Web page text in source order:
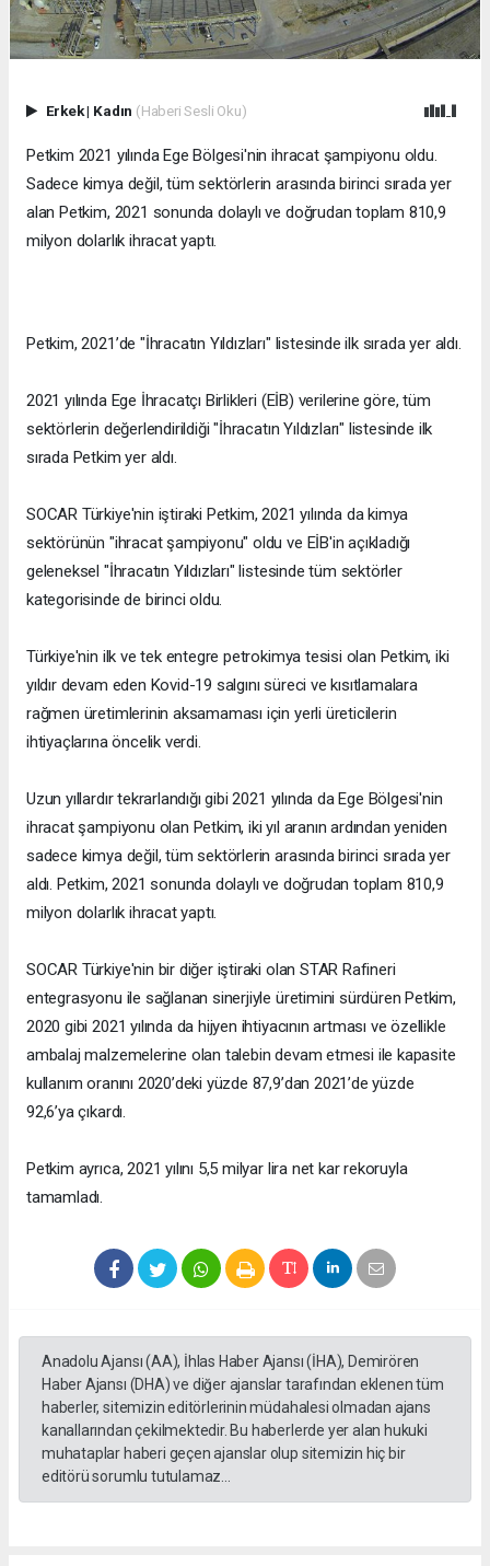
Erkek| Kadın (Haberi Sesli Oku)
Petkim 2021 yılında Ege Bölgesi'nin ihracat şampiyonu oldu.
Sadece kimya değil, tüm sektörlerin arasında birinci sırada yer
alan Petkim, 2021 sonunda dolaylı ve doğrudan toplam 810,9
milyon dolarlık ihracat yaptı.
Petkim, 2021’de "İhracatın Yıldızları" listesinde ilk sırada yer aldı.
2021 yılında Ege İhracatçı Birlikleri (EİB) verilerine göre, tüm
sektörlerin değerlendirildiği "İhracatın Yıldızları" listesinde ilk
sırada Petkim yer aldı.
SOCAR Türkiye'nin iştiraki Petkim, 2021 yılında da kimya
sektörünün "ihracat şampiyonu" oldu ve EİB'in açıkladığı
geleneksel "İhracatın Yıldızları" listesinde tüm sektörler
kategorisinde de birinci oldu.
Türkiye'nin ilk ve tek entegre petrokimya tesisi olan Petkim, iki
yıldır devam eden Kovid-19 salgını süreci ve kısıtlamalara
rağmen üretimlerinin aksamaması için yerli üreticilerin
ihtiyaçlarına öncelik verdi.
Uzun yıllardır tekrarlandığı gibi 2021 yılında da Ege Bölgesi'nin
ihracat şampiyonu olan Petkim, iki yıl aranın ardından yeniden
sadece kimya değil, tüm sektörlerin arasında birinci sırada yer
aldı. Petkim, 2021 sonunda dolaylı ve doğrudan toplam 810,9
milyon dolarlık ihracat yaptı.
SOCAR Türkiye'nin bir diğer iştiraki olan STAR Rafineri
entegrasyonu ile sağlanan sinerjiyle üretimini sürdüren Petkim,
2020 gibi 2021 yılında da hijyen ihtiyacının artması ve özellikle
ambalaj malzemelerine olan talebin devam etmesi ile kapasite
kullanım oranını 2020’deki yüzde 87,9’dan 2021’de yüzde
92,6’ya çıkardı.
Petkim ayrıca, 2021 yılını 5,5 milyar lira net kar rekoruyla
tamamladı.
Anadolu Ajansı (AA), İhlas Haber Ajansı (İHA), Demirören
Haber Ajansı (DHA) ve diğer ajanslar tarafından eklenen tüm
haberler, sitemizin editörlerinin müdahalesi olmadan ajans
kanallarından çekilmektedir. Bu haberlerde yer alan hukuki
muhataplar haberi geçen ajanslar olup sitemizin hiç bir
editörü sorumlu tutulamaz...